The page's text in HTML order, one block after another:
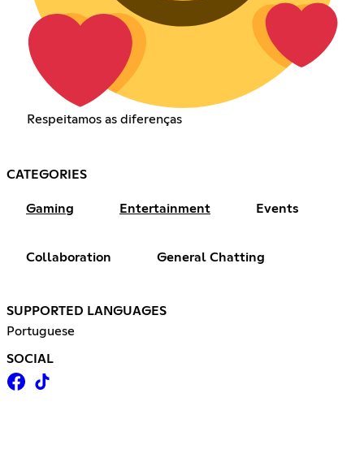
Respeitamos as diferenças
CATEGORIES
Gaming Entertainment Events
Collaboration General Chatting
SUPPORTED LANGUAGES
Portuguese
SOCIAL